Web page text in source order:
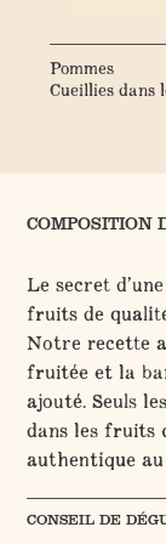
Pommes
Cueillies dans
COMPOSITION
Le secret
fruits de
Notre recette
fruitée et la
ajouté. Seuls
dans les fruits
authentique
CONSEIL DE